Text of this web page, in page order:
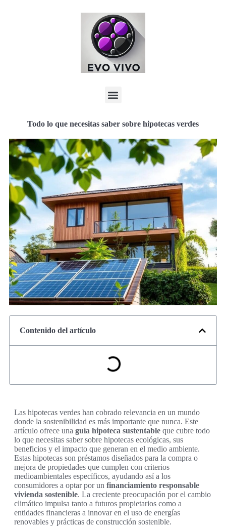
Todo lo que necesitas saber sobre hipotecas verdes
Contenido del artículo
Las hipotecas verdes han cobrado relevancia en un mundo
donde la sostenibilidad es más importante que nunca. Este
artículo ofrece una guía hipoteca sustentable que cubre todo
lo que necesitas saber sobre hipotecas ecológicas, sus
beneficios y el impacto que generan en el medio ambiente.
Estas hipotecas son préstamos diseñados para la compra o
mejora de propiedades que cumplen con criterios
medioambientales específicos, ayudando así a los
consumidores a optar por un financiamiento responsable
vivienda sostenible. La creciente preocupación por el cambio
climático impulsa tanto a futuros propietarios como a
entidades financieras a innovar en el uso de energías
renovables y prácticas de construcción sostenible.